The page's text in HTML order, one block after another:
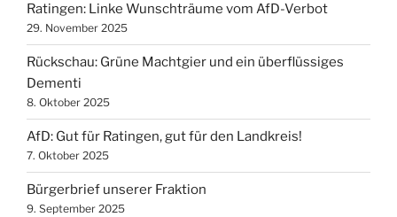
Ratingen: Linke Wunschträume vom AfD-Verbot
29. November 2025
Rückschau: Grüne Machtgier und ein überflüssiges
Dementi
8. Oktober 2025
AfD: Gut für Ratingen, gut für den Landkreis!
7. Oktober 2025
Bürgerbrief unserer Fraktion
9. September 2025